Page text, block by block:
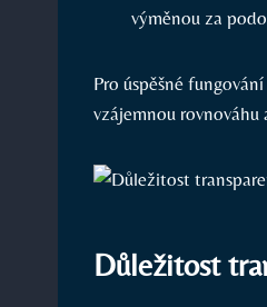
výměnou za
Pro úspěšné
vzájemnou rovnováhu
Důležitost